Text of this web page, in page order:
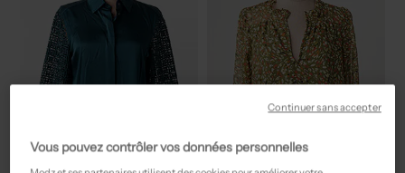
Vous pouvez contrôler vos données personnelles
Continuer sans accepter